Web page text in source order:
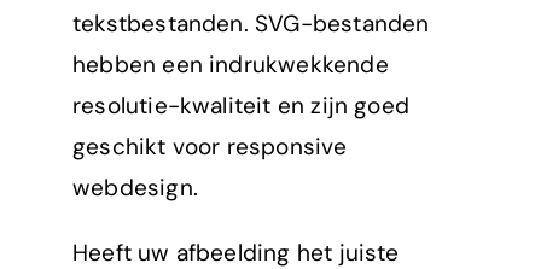
tekstbestanden. SVG-bestanden
hebben een indrukwekkende
resolutie-kwaliteit en zijn goed
geschikt voor responsive
webdesign.
Heeft uw afbeelding het juiste